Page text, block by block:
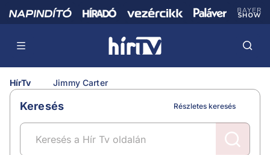
HírTv Jimmy Carter
Keresés Részletes keresés